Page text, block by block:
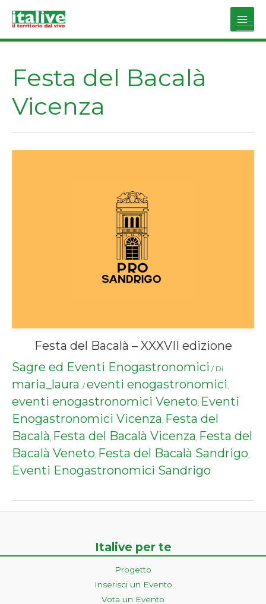
Main
Festa del Bacalà
Vicenza
Festa del Bacalà – XXXVII edizione
Sagre ed Eventi Enogastronomici / Di
maria_laura / eventi enogastronomici,
eventi enogastronomici Veneto, Eventi
Enogastronomici Vicenza, Festa del
Bacalà, Festa del Bacalà Vicenza, Festa del
Bacalà Veneto, Festa del Bacalà Sandrigo,
Eventi Enogastronomici Sandrigo
Italive per te
Progetto
Inserisci un Evento
Vota un Evento